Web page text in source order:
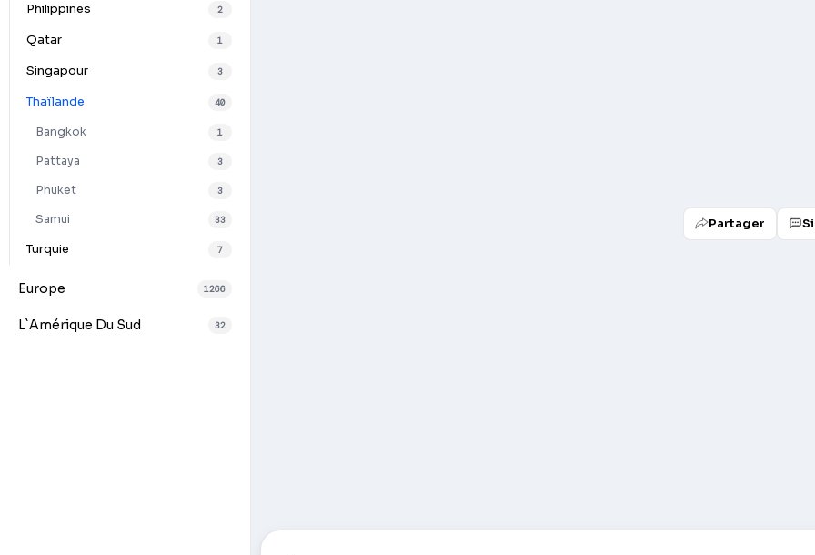
Philippines 2
Qatar 1
Singapour 3
Thaïlande 40
Bangkok 1
Pattaya 3
Phuket 3
Samui 33
Turquie 7
Europe 1266
L`Amérique Du Sud 32
Partager